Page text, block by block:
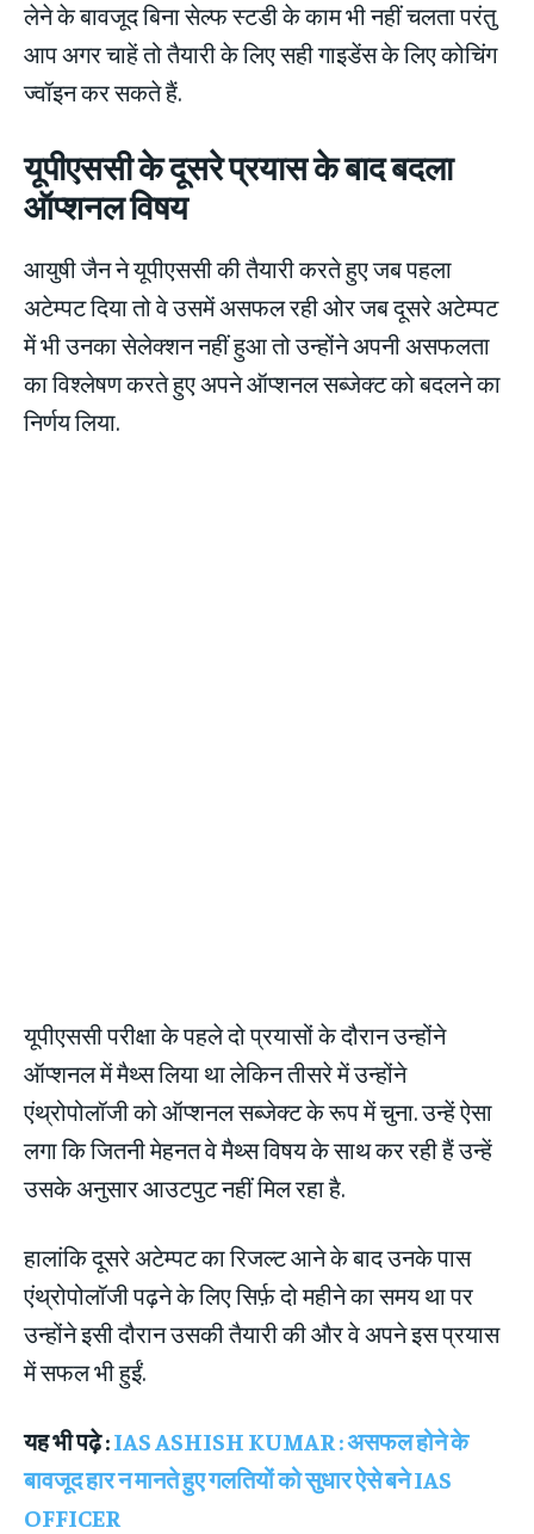
लेने के बावजूद बिना सेल्फ स्टडी के काम भी नहीं चलता परंतु
आप अगर चाहें तो तैयारी के लिए सही गाइडेंस के लिए कोचिंग
ज्वॉइन कर सकते हैं.
यूपीएससी के दूसरे प्रयास के बाद बदला
ऑप्शनल विषय
आयुषी जैन ने यूपीएससी की तैयारी करते हुए जब पहला
अटेम्पट दिया तो वे उसमें असफल रही ओर जब दूसरे अटेम्पट
में भी उनका सेलेक्शन नहीं हुआ तो उन्होंने अपनी असफलता
का विश्लेषण करते हुए अपने ऑप्शनल सब्जेक्ट को बदलने का
निर्णय लिया.
यूपीएससी परीक्षा के पहले दो प्रयासों के दौरान उन्होंने
ऑप्शनल में मैथ्स लिया था लेकिन तीसरे में उन्होंने
एंथ्रोपोलॉजी को ऑप्शनल सब्जेक्ट के रूप में चुना. उन्हें ऐसा
लगा कि जितनी मेहनत वे मैथ्स विषय के साथ कर रही हैं उन्हें
उसके अनुसार आउटपुट नहीं मिल रहा है.
हालांकि दूसरे अटेम्पट का रिजल्ट आने के बाद उनके पास
एंथ्रोपोलॉजी पढ़ने के लिए सिर्फ़ दो महीने का समय था पर
उन्होंने इसी दौरान उसकी तैयारी की और वे अपने इस प्रयास
में सफल भी हुईं.
यह भी पढ़े :IAS ASHISH KUMAR : असफल होने के
बावजूद हार न मानते हुए गलतियों को सुधार ऐसे बने IAS
OFFICER